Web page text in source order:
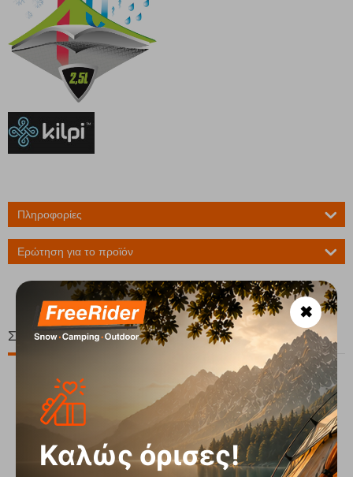
Πληροφορίες
Ερώτηση για το προϊόν
Σχετικά Προϊόντα
✖
Καλώς όρισες!